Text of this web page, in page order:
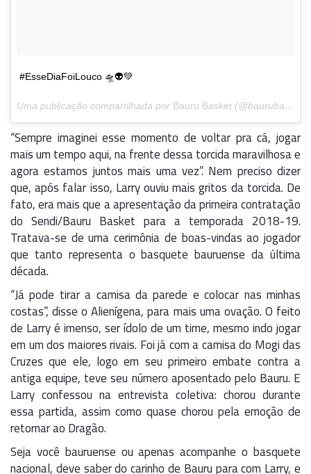
#EsseDiaFoiLouco 🛸👽💚
Uma publicação compartilhada por Bauru Basket (@baurubasket) em
“Sempre imaginei esse momento de voltar pra cá, jogar
mais um tempo aqui, na frente dessa torcida maravilhosa e
agora estamos juntos mais uma vez”. Nem preciso dizer
que, após falar isso, Larry ouviu mais gritos da torcida. De
fato, era mais que a apresentação da primeira contratação
do Sendi/Bauru Basket para a temporada 2018-19.
Tratava-se de uma cerimônia de boas-vindas ao jogador
que tanto representa o basquete bauruense da última
década.
“Já pode tirar a camisa da parede e colocar nas minhas
costas”, disse o Alienígena, para mais uma ovação. O feito
de Larry é imenso, ser ídolo de um time, mesmo indo jogar
em um dos maiores rivais. Foi já com a camisa do Mogi das
Cruzes que ele, logo em seu primeiro embate contra a
antiga equipe, teve seu número aposentado pelo Bauru. E
Larry confessou na entrevista coletiva: chorou durante
essa partida, assim como quase chorou pela emoção de
retornar ao Dragão.
Seja você bauruense ou apenas acompanhe o basquete
nacional, deve saber do carinho de Bauru para com Larry, e